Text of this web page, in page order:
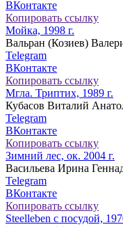
ВКонтакте
Копировать ссылку
Мойка, 1998 г.
Вальран (Козиев)
Telegram
ВКонтакте
Копировать ссылку
Мгла. Триптих, 1989 г.
Кубасов Виталий
Telegram
ВКонтакте
Копировать ссылку
Зимний лес, ок. 2004 г.
Васильева Ирина
Telegram
ВКонтакте
Копировать ссылку
Steelleben с посудой,